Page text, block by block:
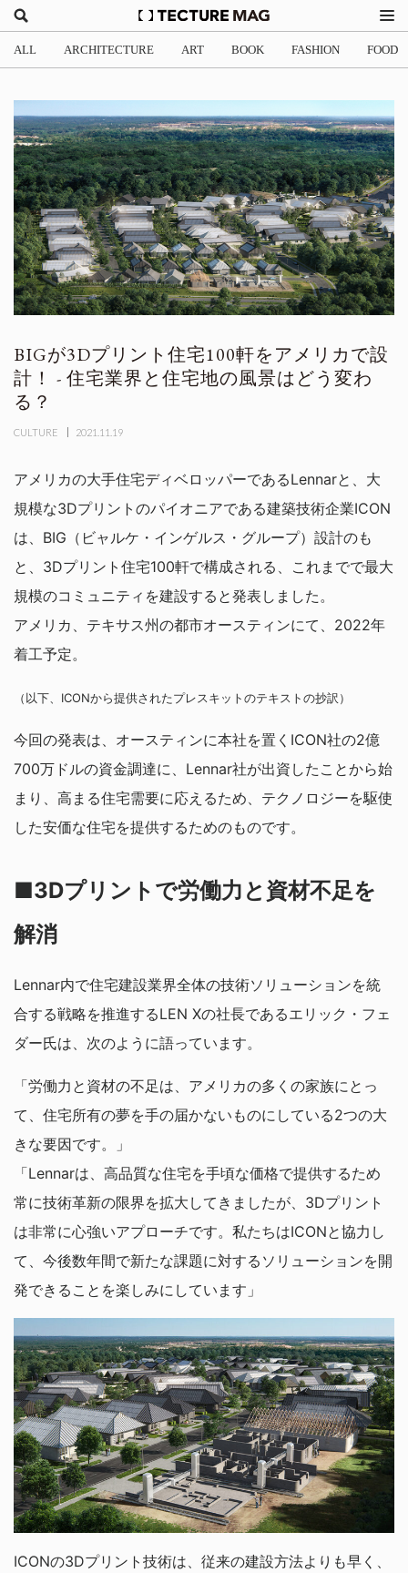
ALL ARCHITECTURE ART BOOK FASHION FOOD
BIGが3Dプリント住宅100軒をアメリカで設
計！ - 住宅業界と住宅地の風景はどう変わ
る？
CULTURE 2021.11.19
アメリカの大手住宅ディベロッパーであるLennarと、大
規模な3Dプリントのパイオニアである建築技術企業ICON
は、BIG（ビャルケ・インゲルス・グループ）設計のも
と、3Dプリント住宅100軒で構成される、これまでで最大
規模のコミュニティを建設すると発表しました。
アメリカ、テキサス州の都市オースティンにて、2022年
着工予定。
（以下、ICONから提供されたプレスキットのテキストの抄訳）
今回の発表は、オースティンに本社を置くICON社の2億
700万ドルの資金調達に、Lennar社が出資したことから始
まり、高まる住宅需要に応えるため、テクノロジーを駆使
した安価な住宅を提供するためのものです。
■3Dプリントで労働力と資材不足を
解消
Lennar内で住宅建設業界全体の技術ソリューションを統
合する戦略を推進するLEN Xの社長であるエリック・フェ
ダー氏は、次のように語っています。
「労働力と資材の不足は、アメリカの多くの家族にとっ
て、住宅所有の夢を手の届かないものにしている2つの大
きな要因です。」
「Lennarは、高品質な住宅を手頃な価格で提供するため
常に技術革新の限界を拡大してきましたが、3Dプリント
は非常に心強いアプローチです。私たちはICONと協力し
て、今後数年間で新たな課題に対するソリューションを開
発できることを楽しみにしています」
ICONの3Dプリント技術は、従来の建設方法よりも早く、